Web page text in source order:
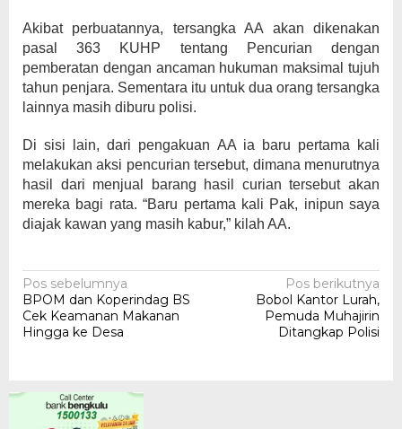
Akibat perbuatannya, tersangka AA akan dikenakan
pasal 363 KUHP tentang Pencurian dengan
pemberatan dengan ancaman hukuman maksimal tujuh
tahun penjara. Sementara itu untuk dua orang tersangka
lainnya masih diburu polisi.
Di sisi lain, dari pengakuan AA ia baru pertama kali
melakukan aksi pencurian tersebut, dimana menurutnya
hasil dari menjual barang hasil curian tersebut akan
mereka bagi rata. “Baru pertama kali Pak, inipun saya
diajak kawan yang masih kabur,” kilah AA.
Navigasi
pos
Pos sebelumnya
BPOM dan Koperindag BS
Cek Keamanan Makanan
Hingga ke Desa
Pos berikutnya
Bobol Kantor Lurah,
Pemuda Muhajirin
Ditangkap Polisi